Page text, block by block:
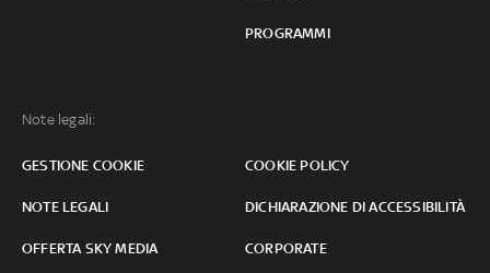
PROGRAMMI
Note legali:
GESTIONE COOKIE COOKIE POLICY
NOTE LEGALI DICHIARAZIONE DI ACCESSIBILITÀ
OFFERTA SKY MEDIA CORPORATE